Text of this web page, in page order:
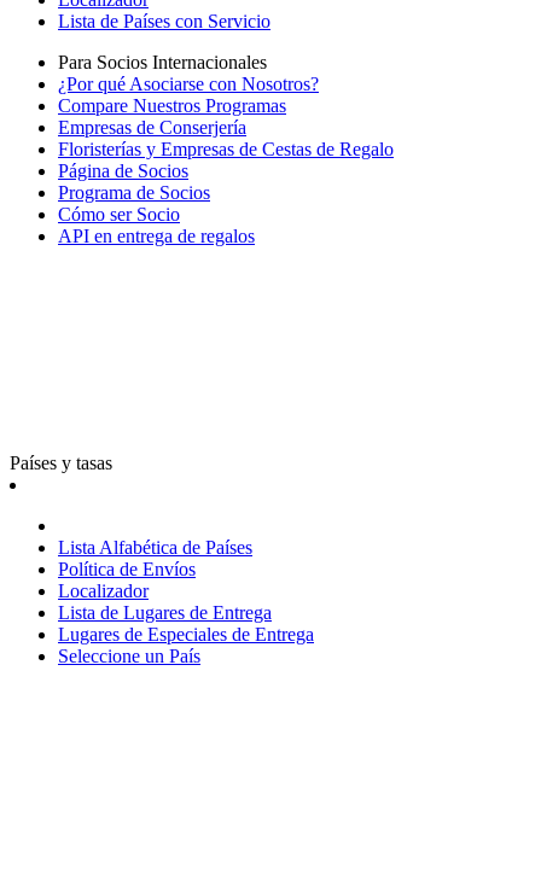
Lista de Países con Servicio
Para Socios Internacionales
¿Por qué Asociarse con Nosotros?
Compare Nuestros Programas
Empresas de Conserjería
Floristerías y Empresas de Cestas de Regalo
Página de Socios
Programa de Socios
Cómo ser Socio
API en entrega de regalos
Países y tasas
Lista Alfabética de Países
Política de Envíos
Localizador
Lista de Lugares de Entrega
Lugares de Especiales de Entrega
Seleccione un País